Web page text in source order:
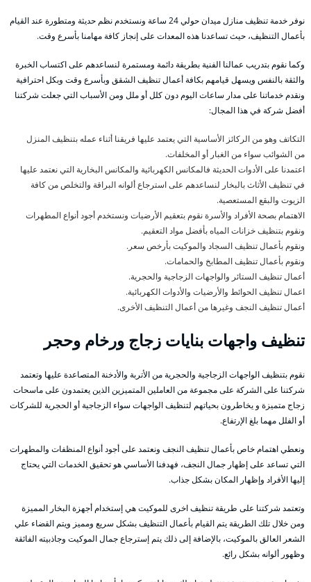
نوفر خدمة تنظيف منازل ميدان حولي 24 ساعة ونستخدم نظم حديثة ومتطورة عند القيام
بأعمال التنظيف، حيث تساعدنا هذه المعدات على إنجاز كافة مهامنا بأسرع وقت.
وكما نقوم بتدريب عمالنا الفنية بطريقة دائمة ومستمرة لنساعدهم على اكتساب الخبرة
والثقة بالنفس ويسهل قيامهم بكافة أعمال تنظيف الشقق وبأسرع وقت وبكل احترافية
ونقدم خدماتنا على مدار ساعات اليوم دون كلل أو ملل ومن الأسباب التي جعلت شركتنا
أفضل شركة في هذا المجال:
التكاتف وهو من الركائز الأساسية التي يعتمد عليها فريقنا أثناء عمله بتنظيف المنزل
من الشوائب سواء من الغبار أو المخلفات.
اعتمدنا على الأدوات الحديثة فالمكانس الكهربائية والمكانس البخارية التي نعتمد عليها
في تنظيف الأثاث بالبخار لنساعدهم على استرجاع ألوانه البراقة والتخلص من كافة
الزيوت والبقع المستعصية.
الاهتمام بصحة الأفراد والأسرة نقوم بتعقيم الأرضيات ونستخدم أجود أنواع المطهرات
ونقوم بتنظيف خزانات المياه بأفضل مواد التعقيم.
ونقوم بأعمال تنظيف السجاد والموكيت بأرخص سعر.
ونقوم بأعمال تنظيف المطابخ والحمامات.
أعمال تنظيف الستائر والواجهات الزجاجية والحجرية.
اعمال تنظيف الحوائط والأرضيات والأدوات الكهربائية.
أعمال تنظيف النجف وغيرها من أعمال التنظيف الأخرى.
تنظيف واجهات بنايات زجاج ورخام وحجر
نقوم بتنظيف الواجهات الزجاجية والحجرية من الأتربة والأدخنة المتصاعدة عليها وتعتمد
شركتنا على الشركة على مجموعة من العاملين المتميزين الذين يعتمدون على ماسحات
زجاج متميزة و يخاطرون بحياتهم لتنظيف الواجهات سواء الزجاجية أو الحجرية للشركات
أو الفلل مهما بلغ الإرتفاع.
ونعطي اهتمام خاص بأعمال تنظيف النجف ونعتمد على أجود أنواع المنظفات والمطهرات
التي تساعد على إظهار جمال النجف، فهدفنا الأساسي هو تحقيق الخدمات التي يحتاج
إليها الأفراد وإظهار المكان بشكل جذاب.
وتعتمد شركتنا على طريقة تنظيف اخرى للموكيت هي إستخدام أجهزة البخار المميزة
ومن خلال تلك الطريقة يتم القيام بأعمال التنظيف بشكل سريع ومميز ويتم القضاء علي
الشعر العالق بالموكيت، بالإضافة إلى ذلك يتم إسترجاع جمال الموكيت وجاذبيته الفائقة
وظهور ألوانه بشكل رائع.